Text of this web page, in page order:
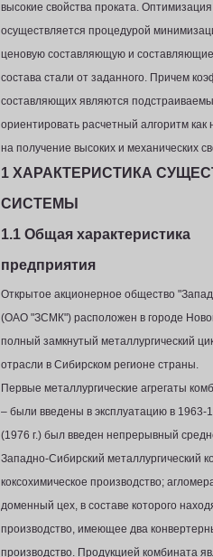
высокие свойства проката.
осуществляется процедурой
ценовую составляющую и
состава стали от заданного. Причем
составляющих являются
ориентировать расчетный алгоритм
на получение высоких и механических
1 ХАРАКТЕРИСТИКА
СИСТЕМЫ
1.1 Общая характеристика
предприятия
Открытое акционерное общество
(ОАО "ЗСМК") расположен в городе
полный замкнутый металлургический
отрасли в Сибирском регионе страны.
Первые металлургические агрегаты
– были введены в эксплуатацию в 1963-
(1976 г.) был введен непрерывный
Западно-Сибирский металлургический
коксохимическое производство;
доменный цех, в составе которого
производство, имеющее два
производство. Продукцией комбината